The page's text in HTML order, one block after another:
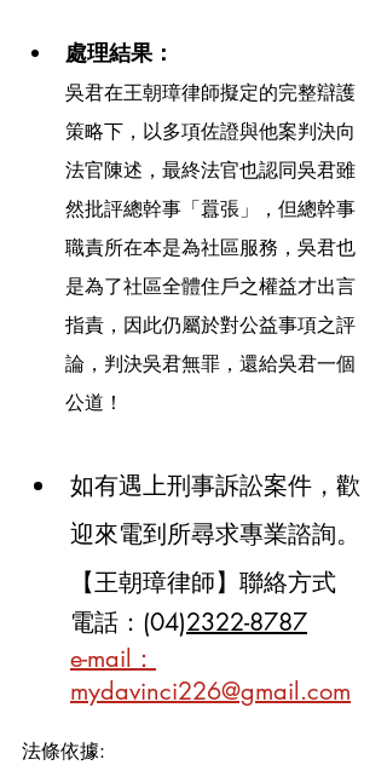
處理結果：
吳君在王朝璋律師擬定的完整辯護
策略下，以多項佐證與他案判決向
法官陳述，最終法官也認同吳君雖
然批評總幹事「囂張」，但總幹事
職責所在本是為社區服務，吳君也
是為了社區全體住戶之權益才出言
指責，因此仍屬於對公益事項之評
論，判決吳君無罪，還給吳君一個
公道！
如有遇上刑事訴訟案件，歡
迎來電到所尋求專業諮詢。
【王朝璋律師】聯絡方式
電話：(04)2322-8787
e-mail：
mydavinci226@gmail.com
法條依據: